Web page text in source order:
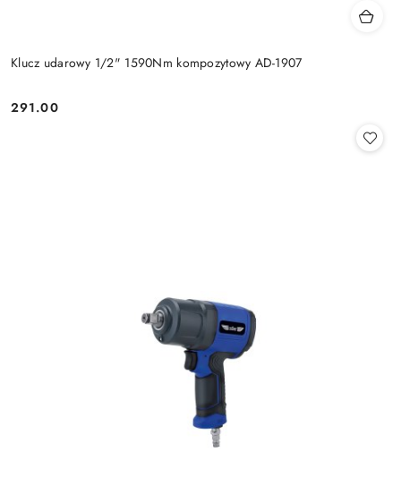
Klucz udarowy 1/2" 1590Nm kompozytowy AD-1907
Cena:
291.00